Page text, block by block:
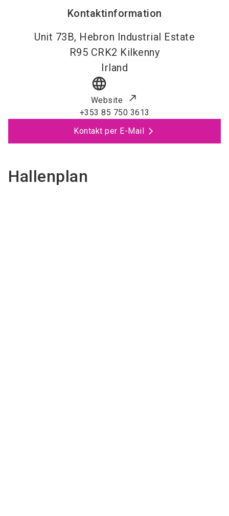
Kontaktinformation
Unit 73B, Hebron Industrial Estate
R95 CRK2 Kilkenny
Irland
language
Website
+353 85 750 3613
Kontakt per E-Mail
Hallenplan